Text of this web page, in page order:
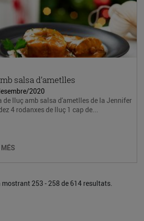
salsa d’ametlles
2020
de lluç amb salsa d'ametlles de la Jennifer
4 rodanxes de lluç 1 cap de...
mostrant 253 - 258 de 614 resultats.